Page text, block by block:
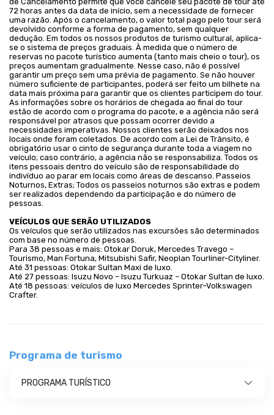
72 horas antes da data de início, sem a necessidade de fornecer
uma razão. Após o cancelamento, o valor total pago pelo tour será
devolvido conforme a forma de pagamento, sem qualquer
dedução. Em todos os nossos produtos de turismo cultural, aplica-
se o sistema de preços graduais. À medida que o número de
reservas no pacote turístico aumenta (tanto mais cheio o tour), os
preços aumentam gradualmente. Nesse caso, não é possível
garantir um preço sem uma prévia de pagamento. Se não houver
número suficiente de participantes, poderá ser feito um bilhete na
data mais próxima para garantir que os clientes participem do tour.
As informações sobre os horários de chegada ao final do tour
estão de acordo com o programa do pacote, e a agência não será
responsável por atrasos que possam ocorrer devido a
necessidades imperativas. Nossos clientes serão deixados nos
locais onde foram coletados. De acordo com a Lei de Trânsito, é
obrigatório usar o cinto de segurança durante toda a viagem no
veículo; caso contrário, a agência não se responsabiliza. Todos os
itens pessoais dentro do veículo são de responsabilidade do
indivíduo ao parar em locais como áreas de descanso. Passeios
Noturnos, Extras; Todos os passeios noturnos são extras e podem
ser realizados dependendo da participação e do número de
pessoas.
VEÍCULOS QUE SERÃO UTILIZADOS
Os veículos que serão utilizados nas excursões são determinados
com base no número de pessoas.
Para 38 pessoas e mais: Otokar Doruk, Mercedes Travego –
Tourismo, Man Fortuna, Mitsubishi Safir, Neoplan Tourliner-Cityliner.
Até 31 pessoas: Otokar Sultan Maxi de luxo.
Até 27 pessoas: Isuzu Novo – Isuzu Turkuaz – Otokar Sultan de luxo.
Até 18 pessoas: veículos de luxo Mercedes Sprinter–Volkswagen
Crafter.
Programa de turismo
PROGRAMA TURÍSTICO